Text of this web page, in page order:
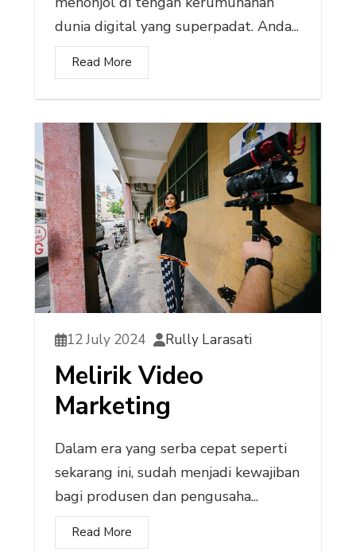
dunia digital yang superpadat. Anda...
Read More
12 July 2024 Rully Larasati
Melirik Video
Marketing
Dalam era yang serba cepat seperti
sekarang ini, sudah menjadi kewajiban
bagi produsen dan pengusaha...
Read More